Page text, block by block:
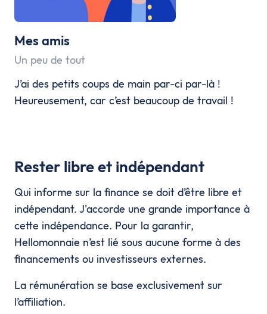
Mes amis
Un peu de tout
J’ai des petits coups de main par-ci par-là !
Heureusement, car c’est beaucoup de travail !
Rester libre et indépendant
Qui informe sur la finance se doit d’être libre et
indépendant. J'accorde une grande importance à
cette indépendance. Pour la garantir,
Hellomonnaie n’est lié sous aucune forme à des
financements ou investisseurs externes.
La rémunération se base exclusivement sur
l’affiliation.